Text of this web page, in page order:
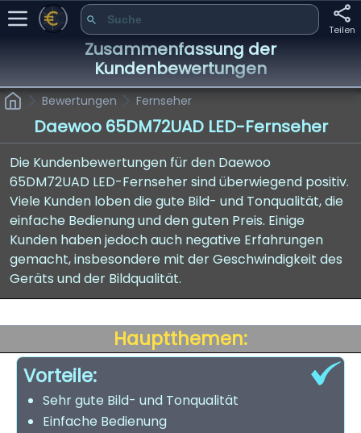
Teilen
Zusammenfassung der
Kundenbewertungen
Bewertungen Fernseher
Daewoo 65DM72UAD LED-Fernseher
Die Kundenbewertungen für den Daewoo
65DM72UAD LED-Fernseher sind überwiegend positiv.
Viele Kunden loben die gute Bild- und Tonqualität, die
einfache Bedienung und den guten Preis. Einige
Kunden haben jedoch auch negative Erfahrungen
gemacht, insbesondere mit der Geschwindigkeit des
Geräts und der Bildqualität.
Hauptthemen:
Vorteile:
Sehr gute Bild- und Tonqualität
Einfache Bedienung